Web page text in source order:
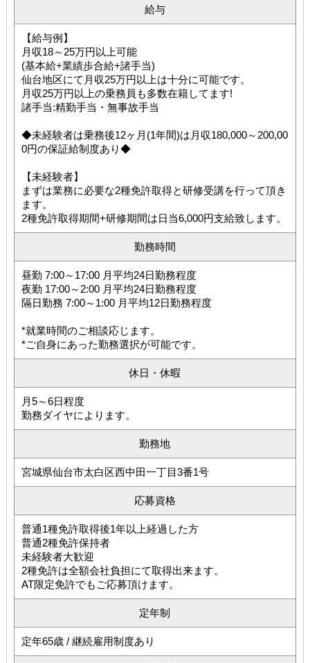
給与
【給与例】
月収18～25万円以上可能
(基本給+業績歩合給+諸手当)
仙台地区にて月収25万円以上は十分に可能です。
月収25万円以上の乗務員も多数在籍してます!
諸手当:精勤手当・無事故手当
◆未経験者は乗務後12ヶ月(1年間)は月収180,000～200,00
0円の保証給制度あり◆
【未経験者】
まずは業務に必要な2種免許取得と研修受講を行って頂き
ます。
2種免許取得期間+研修期間は日当6,000円支給致します。
勤務時間
昼勤 7:00～17:00 月平均24日勤務程度
夜勤 17:00～2:00 月平均24日勤務程度
隔日勤務 7:00～1:00 月平均12日勤務程度
*就業時間のご相談応じます。
*ご自身にあった勤務選択が可能です。
休日・休暇
月5～6日程度
勤務ダイヤによります。
勤務地
宮城県仙台市太白区西中田一丁目3番1号
応募資格
普通1種免許取得後1年以上経過した方
普通2種免許保持者
未経験者大歓迎
2種免許は全額会社負担にて取得出来ます。
AT限定免許でもご応募頂けます。
定年制
定年65歳 / 継続雇用制度あり